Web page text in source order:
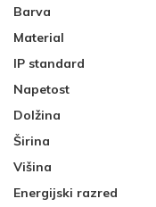
Barva
Material
IP standard
Napetost
Dolžina
Širina
Višina
Energijski razred